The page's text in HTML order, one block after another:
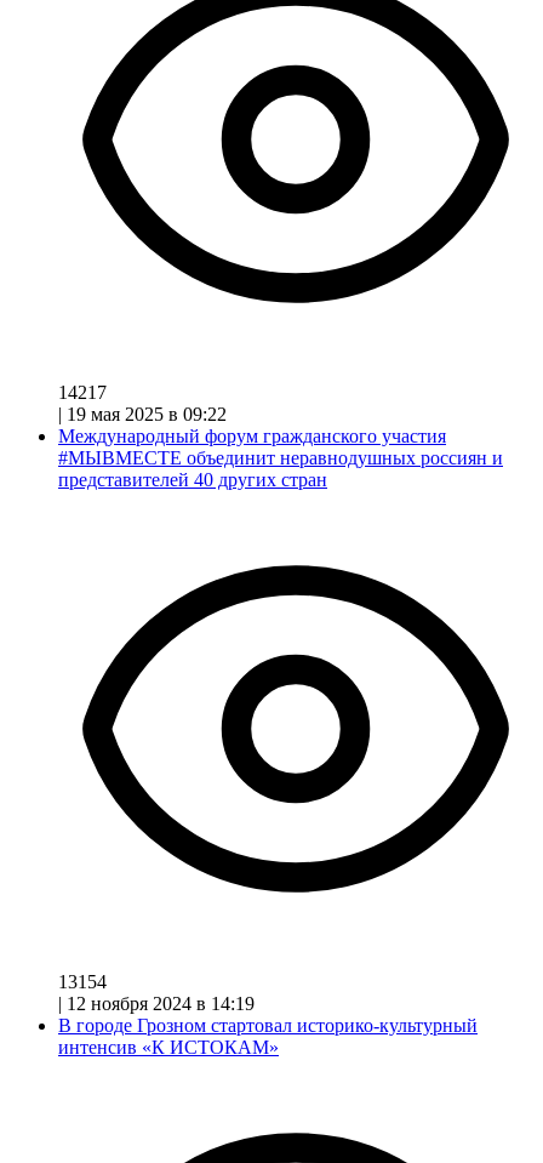
14217
| 19 мая 2025 в 09:22
Международный форум гражданского участия
#МЫВМЕСТЕ объединит неравнодушных россиян и
представителей 40 других стран
13154
| 12 ноября 2024 в 14:19
В городе Грозном стартовал историко-культурный
интенсив «К ИСТОКАМ»